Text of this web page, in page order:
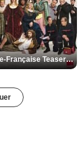
De la Comédie-Française Teaser VF